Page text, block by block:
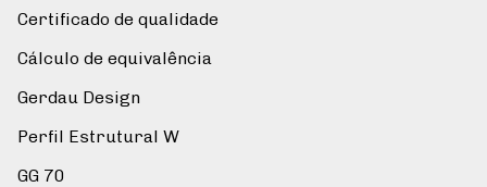
Certificado de qualidade
Cálculo de equivalência
Gerdau Design
Perfil Estrutural W
GG 70